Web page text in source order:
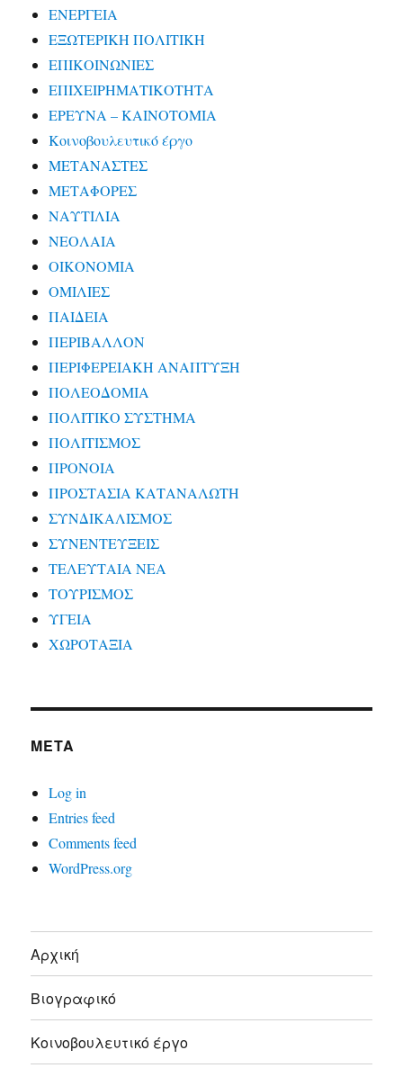
ΕΝΕΡΓΕΙΑ
ΕΞΩΤΕΡΙΚΗ ΠΟΛΙΤΙΚΗ
ΕΠΙΚΟΙΝΩΝΙΕΣ
ΕΠΙΧΕΙΡΗΜΑΤΙΚΟΤΗΤΑ
ΕΡΕΥΝΑ – ΚΑΙΝΟΤΟΜΙΑ
Κοινοβουλευτικό έργο
ΜΕΤΑΝΑΣΤΕΣ
ΜΕΤΑΦΟΡΕΣ
ΝΑΥΤΙΛΙΑ
ΝΕΟΛΑΙΑ
ΟΙΚΟΝΟΜΙΑ
ΟΜΙΛΙΕΣ
ΠΑΙΔΕΙΑ
ΠΕΡΙΒΑΛΛΟΝ
ΠΕΡΙΦΕΡΕΙΑΚΗ ΑΝΑΠΤΥΞΗ
ΠΟΛΕΟΔΟΜΙΑ
ΠΟΛΙΤΙΚΟ ΣΥΣΤΗΜΑ
ΠΟΛΙΤΙΣΜΟΣ
ΠΡΟΝΟΙΑ
ΠΡΟΣΤΑΣΙΑ ΚΑΤΑΝΑΛΩΤΗ
ΣΥΝΔΙΚΑΛΙΣΜΟΣ
ΣΥΝΕΝΤΕΥΞΕΙΣ
ΤΕΛΕΥΤΑΙΑ ΝΕΑ
ΤΟΥΡΙΣΜΟΣ
ΥΓΕΙΑ
ΧΩΡΟΤΑΞΙΑ
META
Log in
Entries feed
Comments feed
WordPress.org
Αρχική
Βιογραφικό
Κοινοβουλευτικό έργο